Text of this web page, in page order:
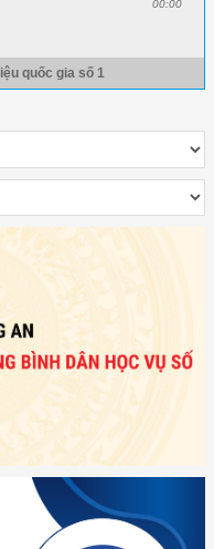
00:00
quốc gia số 1